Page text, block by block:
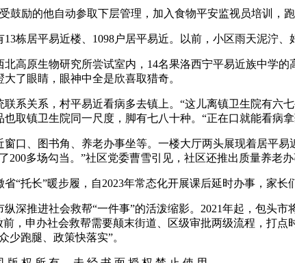
励的他自动参取下层管理，加入食物平安监视员培训，
居平易近楼、1098户居平易近。以前，小区雨天泥泞、
原生物研究所尝试室内，14名果洛西宁平易近族中学的
了眼睛，眼神中全是欣喜取猎奇。
关系，村平易近看病多去镇上。“这儿离镇卫生院有六
取镇卫生院同一尺度，脚有七八十种。“正在口就能看病拿
、图书角、养老办事坐等。一楼大厅两头展现着居平易
200多场勾当。”社区党委曹雪引见，社区还推出质量养老
托长”暖步履，自2023年常态化开展课后延时办事，家长
推进社会救帮“一件事”的活泼缩影。2021年起，包头市
，申办社会救帮需要颠末街道、区级审批两级流程，打
少跑腿、政策快落实”。